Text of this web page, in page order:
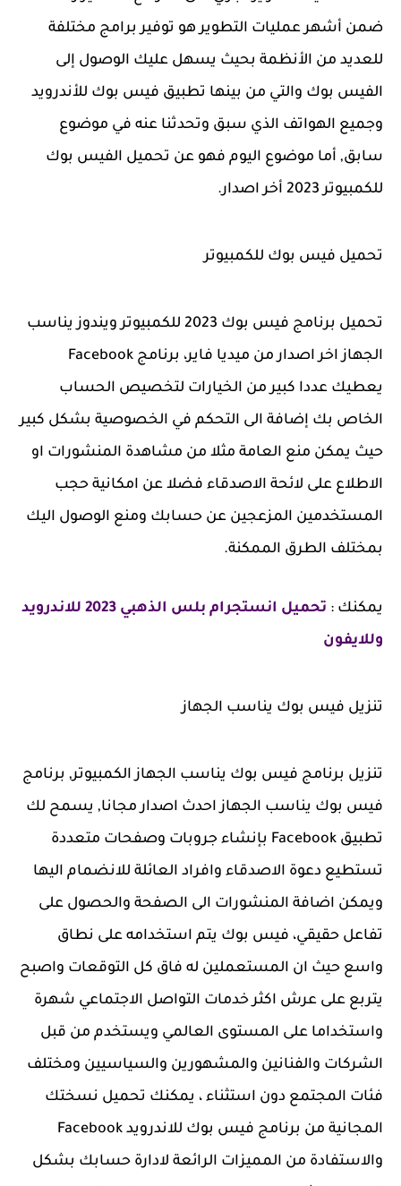
ضمن أشهر عمليات التطوير هو توفير برامج مختلفة
للعديد من الأنظمة بحيث يسهل عليك الوصول إلى
الفيس بوك والتي من بينها تطبيق فيس بوك للأندرويد
وجميع الهواتف الذي سبق وتحدثنا عنه في موضوع
سابق, أما موضوع اليوم فهو عن تحميل الفيس بوك
للكمبيوتر 2023 أخر اصدار.
تحميل فيس بوك للكمبيوتر
تحميل برنامج فيس بوك 2023 للكمبيوتر ويندوز يناسب
الجهاز اخر اصدار من ميديا فاير، برنامج Facebook
يعطيك عددا كبير من الخيارات لتخصيص الحساب
الخاص بك إضافة الى التحكم في الخصوصية بشكل كبير
حيث يمكن منع العامة مثلا من مشاهدة المنشورات او
الاطلاع على لائحة الاصدقاء فضلا عن امكانية حجب
المستخدمين المزعجين عن حسابك ومنع الوصول اليك
بمختلف الطرق الممكنة.
يمكنك :
تحميل انستجرام بلس الذهبي 2023 للاندرويد
وللايفون
تنزيل فيس بوك يناسب الجهاز
تنزيل برنامج فيس بوك يناسب الجهاز الكمبيوتر, برنامج
فيس بوك يناسب الجهاز احدث اصدار مجانا, يسمح لك
تطبيق Facebook بإنشاء جروبات وصفحات متعددة
تستطيع دعوة الاصدقاء وافراد العائلة للانضمام اليها
ويمكن اضافة المنشورات الى الصفحة والحصول على
تفاعل حقيقي، فيس بوك يتم استخدامه على نطاق
واسع حيث ان المستعملين له فاق كل التوقعات واصبح
يتربع على عرش اكثر خدمات التواصل الاجتماعي شهرة
واستخداما على المستوى العالمي ويستخدم من قبل
الشركات والفنانين والمشهورين والسياسيين ومختلف
فئات المجتمع دون استثناء ، يمكنك تحميل نسختك
المجانية من برنامج فيس بوك للاندرويد Facebook
والاستفادة من المميزات الرائعة لادارة حسابك بشكل